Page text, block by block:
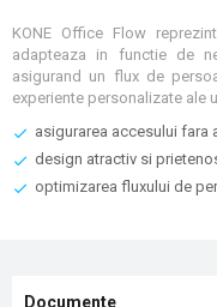
KONE Office Flow
adapteaza in functie de
asigurand un flux de
experiente personalizate ale
asigurarea accesului fara
design atractiv si
optimizarea fluxului de
Documente